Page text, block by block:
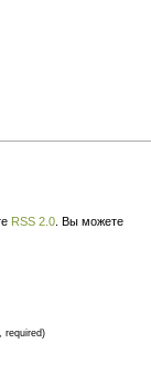
RSS 2.0 . Вы можете
required)